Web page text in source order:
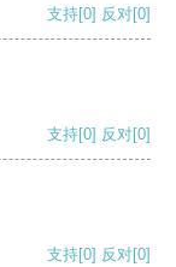
支持[0] 反对[0]
支持[0] 反对[0]
支持[0] 反对[0]